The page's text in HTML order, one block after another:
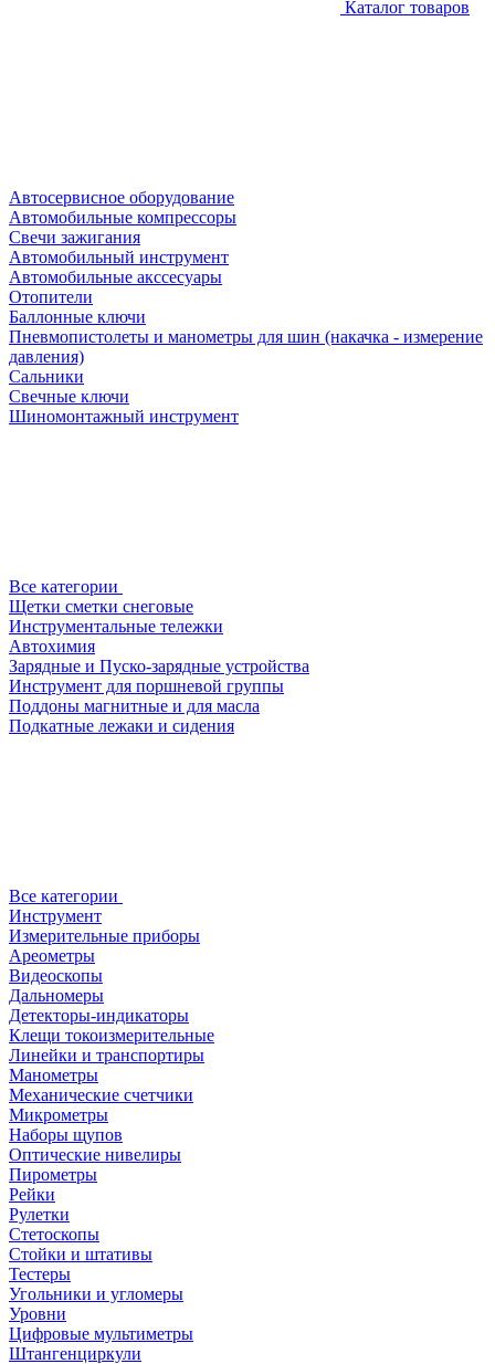
Каталог товаров
Автосервисное оборудование
Автомобильные компрессоры
Свечи зажигания
Автомобильный инструмент
Автомобильные акссесуары
Отопители
Баллонные ключи
Пневмопистолеты и манометры для шин (накачка - измерение
давления)
Сальники
Свечные ключи
Шиномонтажный инструмент
Все категории
Щетки сметки снеговые
Инструментальные тележки
Автохимия
Зарядные и Пуско-зарядные устройства
Инструмент для поршневой группы
Поддоны магнитные и для масла
Подкатные лежаки и сидения
Все категории
Инструмент
Измерительные приборы
Ареометры
Видеоскопы
Дальномеры
Детекторы-индикаторы
Клещи токоизмерительные
Линейки и транспортиры
Манометры
Механические счетчики
Микрометры
Наборы щупов
Оптические нивелиры
Пирометры
Рейки
Рулетки
Стетоскопы
Стойки и штативы
Тестеры
Угольники и угломеры
Уровни
Цифровые мультиметры
Штангенциркули